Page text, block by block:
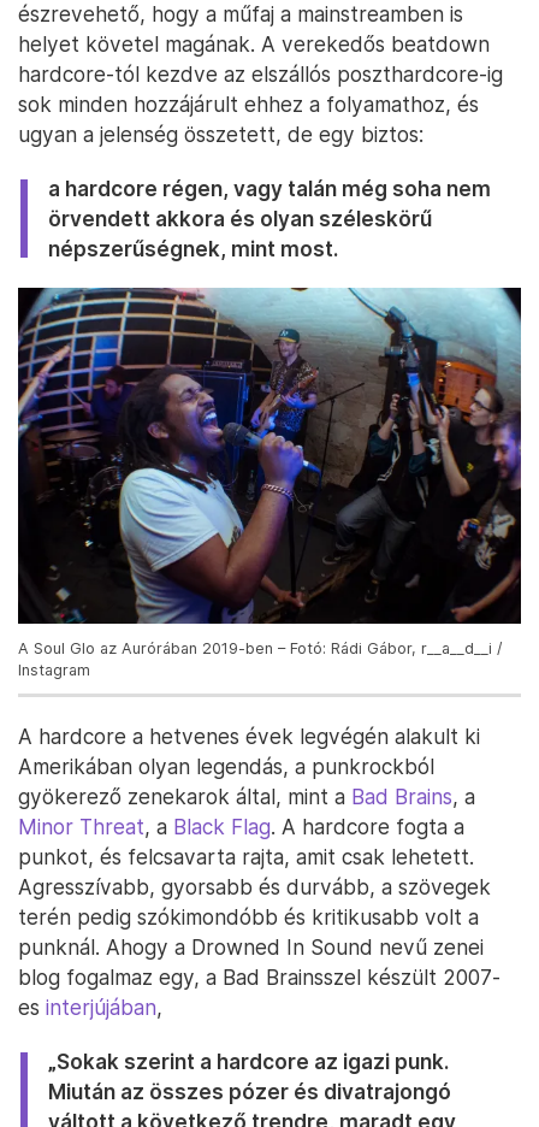
észrevehető, hogy a műfaj a mainstreamben is
helyet követel magának. A verekedős beatdown
hardcore-tól kezdve az elszállós poszthardcore-ig
sok minden hozzájárult ehhez a folyamathoz, és
ugyan a jelenség összetett, de egy biztos:
a hardcore régen, vagy talán még soha nem
örvendett akkora és olyan széleskörű
népszerűségnek, mint most.
A Soul Glo az Aurórában 2019-ben – Fotó: Rádi Gábor, r__a__d__i /
Instagram
A hardcore a hetvenes évek legvégén alakult ki
Amerikában olyan legendás, a punkrockból
gyökerező zenekarok által, mint a Bad Brains, a
Minor Threat, a Black Flag. A hardcore fogta a
punkot, és felcsavarta rajta, amit csak lehetett.
Agresszívabb, gyorsabb és durvább, a szövegek
terén pedig szókimondóbb és kritikusabb volt a
punknál. Ahogy a Drowned In Sound nevű zenei
blog fogalmaz egy, a Bad Brainsszel készült 2007-
es interjújában,
„Sokak szerint a hardcore az igazi punk.
Miután az összes pózer és divatrajongó
váltott a következő trendre, maradt egy